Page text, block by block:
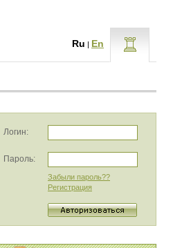
Ru | En
Логин:
Пароль:
Забыли пароль??
Регистрация